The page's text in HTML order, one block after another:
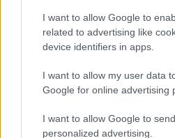
I want to allow Google to
related to advertising like
device identifiers in apps.
I want to allow my user data
Google for online advertising
I want to allow Google to
personalized advertising.
felszisszentem a fájdalomtól,
foglalkozz vele!”, és én nem
történeteket meséltünk
figyelmet a kellemetlen
volt beérni. A kiserdei
felénél, és éreztem, hogy 25
rajtam. A strandra érve pedig
Erika.:-)Azt mondták, jó a